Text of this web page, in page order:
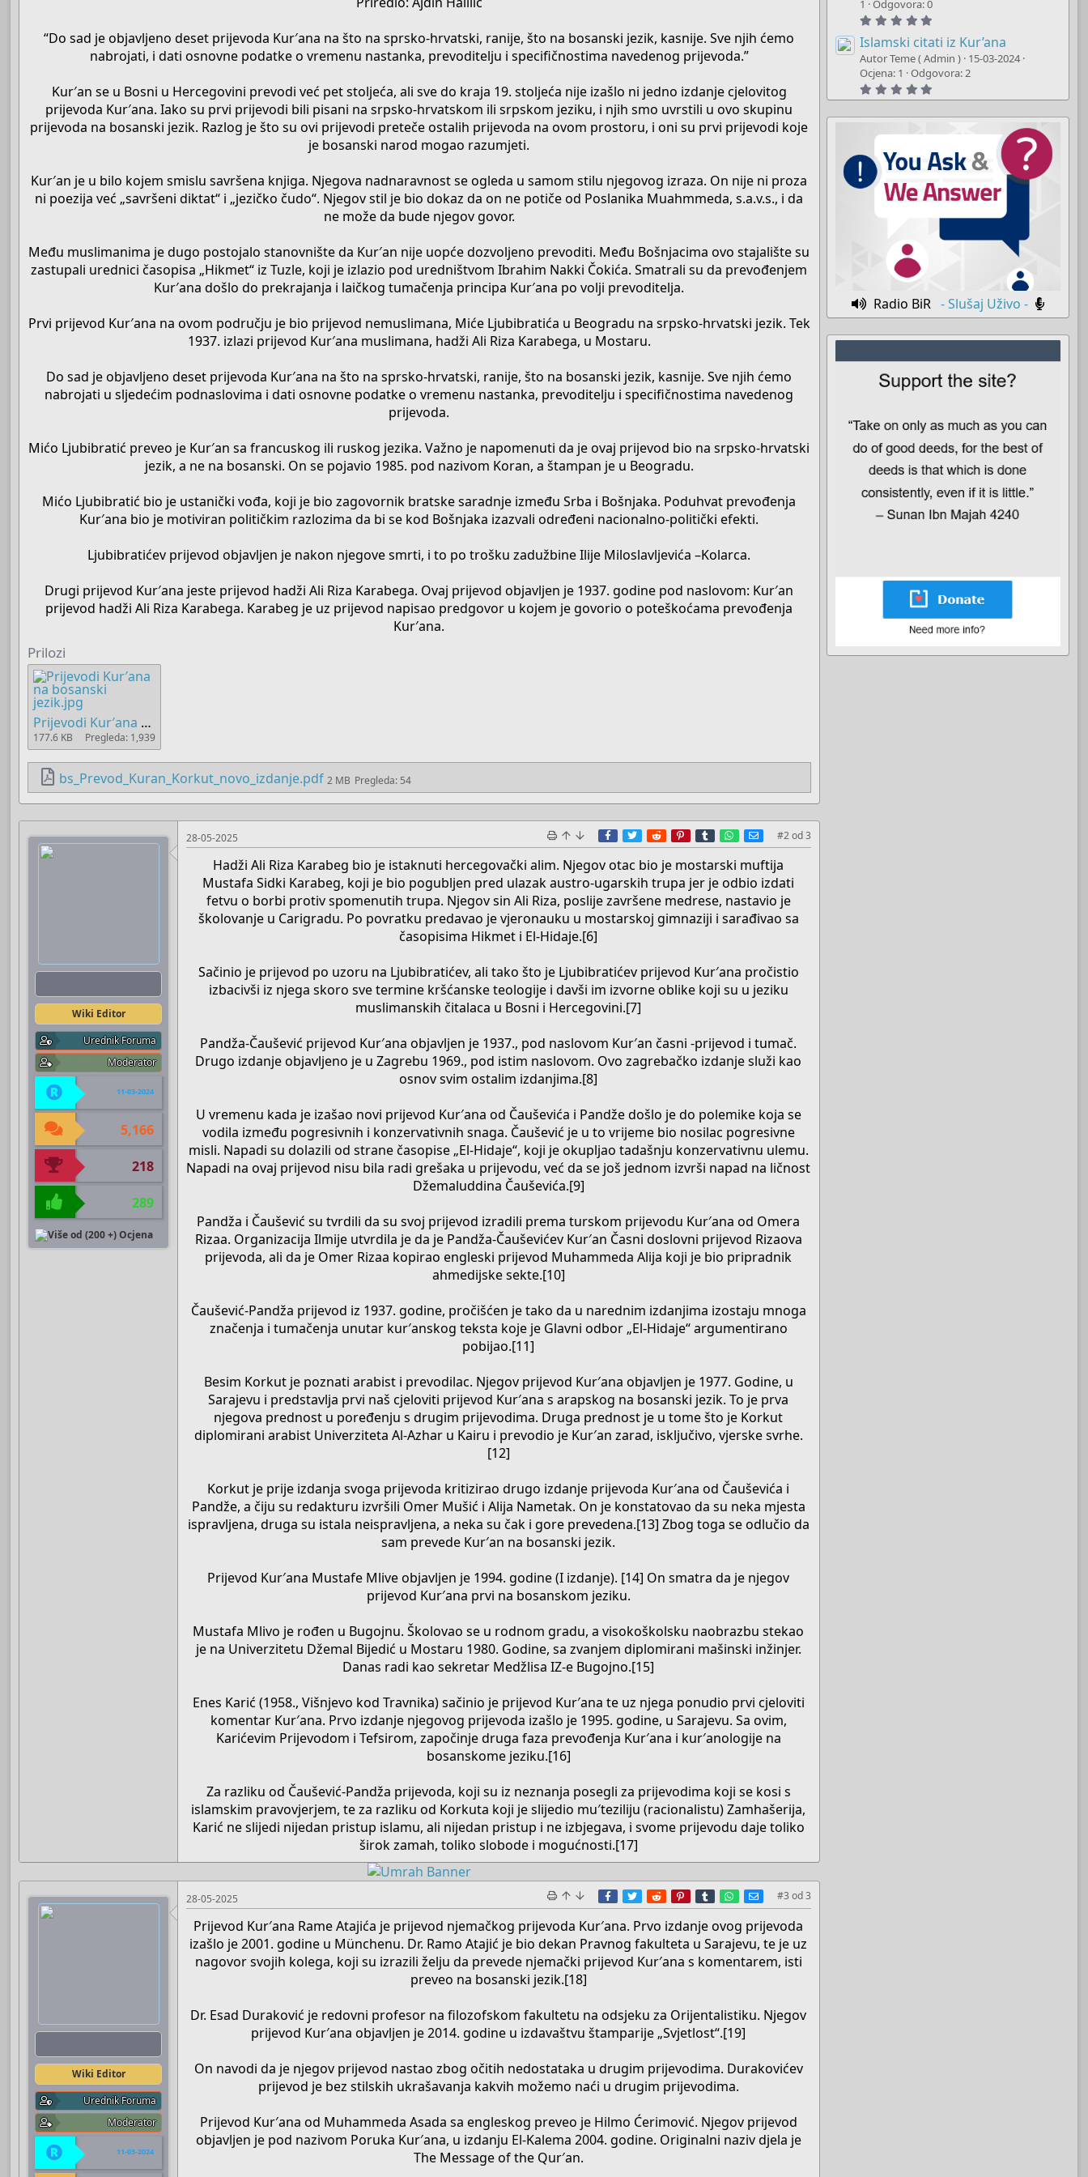
“Do sad je objavljeno deset prijevoda Kur′ana na što na sprsko-hrvatski, ranije, što na bosanski jezik, kasnije. Sve njih ćemo
nabrojati, i dati osnovne podatke o vremenu nastanka, prevoditelju i specifičnostima navedenog prijevoda.”
Kur′an se u Bosni u Hercegovini prevodi već pet stoljeća, ali sve do kraja 19. stoljeća nije izašlo ni jedno izdanje cjelovitog
prijevoda Kur′ana. Iako su prvi prijevodi bili pisani na srpsko-hrvatskom ili srpskom jeziku, i njih smo uvrstili u ovo skupinu
prijevoda na bosanski jezik. Razlog je što su ovi prijevodi preteče ostalih prijevoda na ovom prostoru, i oni su prvi prijevodi koje
je bosanski narod mogao razumjeti.
Kur′an je u bilo kojem smislu savršena knjiga. Njegova nadnaravnost se ogleda u samom stilu njegovog izraza. On nije ni proza
ni poezija već „savršeni diktat“ i „jezičko čudo“. Njegov stil je bio dokaz da on ne potiče od Poslanika Muahmmeda, s.a.v.s., i da
ne može da bude njegov govor.
Među muslimanima je dugo postojalo stanovnište da Kur′an nije uopće dozvoljeno prevoditi. Među Bošnjacima ovo stajalište su
zastupali urednici časopisa „Hikmet“ iz Tuzle, koji je izlazio pod uredništvom Ibrahim Nakki Čokića. Smatrali su da prevođenjem
Kur′ana došlo do prekrajanja i laičkog tumačenja principa Kur′ana po volji prevoditelja.
Prvi prijevod Kur′ana na ovom području je bio prijevod nemuslimana, Miće Ljubibratića u Beogradu na srpsko-hrvatski jezik. Tek
1937. izlazi prijevod Kur′ana muslimana, hadži Ali Riza Karabega, u Mostaru.
Do sad je objavljeno deset prijevoda Kur′ana na što na sprsko-hrvatski, ranije, što na bosanski jezik, kasnije. Sve njih ćemo
nabrojati u sljedećim podnaslovima i dati osnovne podatke o vremenu nastanka, prevoditelju i specifičnostima navedenog
prijevoda.
Mićo Ljubibratić preveo je Kur′an sa francuskog ili ruskog jezika. Važno je napomenuti da je ovaj prijevod bio na srpsko-hrvatski
jezik, a ne na bosanski. On se pojavio 1985. pod nazivom Koran, a štampan je u Beogradu.
Mićo Ljubibratić bio je ustanički vođa, koji je bio zagovornik bratske saradnje između Srba i Bošnjaka. Poduhvat prevođenja
Kur′ana bio je motiviran političkim razlozima da bi se kod Bošnjaka izazvali određeni nacionalno-politički efekti.
Ljubibratićev prijevod objavljen je nakon njegove smrti, i to po trošku zadužbine Ilije Miloslavljevića –Kolarca.
Drugi prijevod Kur′ana jeste prijevod hadži Ali Riza Karabega. Ovaj prijevod objavljen je 1937. godine pod naslovom: Kur′an
prijevod hadži Ali Riza Karabega. Karabeg je uz prijevod napisao predgovor u kojem je govorio o poteškoćama prevođenja
Kur′ana.​
Prilozi
Prijevodi Kur′ana na bosanski jezik.jpg
177.6 KB Pregleda: 1,939
bs_Prevod_Kuran_Korkut_novo_izdanje.pdf 2 MB Pregleda: 54
Wiki Editor
Urednik Foruma
Moderator
11-03-2024
5,166
218
289
28-05-2025 Facebook
TwitterRedditPinterest
TumblrWhatsApp
E-mail
#2od3
Hadži Ali Riza Karabeg bio je istaknuti hercegovački alim. Njegov otac bio je mostarski muftija
Mustafa Sidki Karabeg, koji je bio pogubljen pred ulazak austro-ugarskih trupa jer je odbio izdati
fetvu o borbi protiv spomenutih trupa. Njegov sin Ali Riza, poslije završene medrese, nastavio je
školovanje u Carigradu. Po povratku predavao je vjeronauku u mostarskoj gimnaziji i sarađivao sa
časopisima Hikmet i El-Hidaje.[6]
Sačinio je prijevod po uzoru na Ljubibratićev, ali tako što je Ljubibratićev prijevod Kur′ana pročistio
izbacivši iz njega skoro sve termine kršćanske teologije i davši im izvorne oblike koji su u jeziku
muslimanskih čitalaca u Bosni i Hercegovini.[7]
Pandža-Čaušević prijevod Kur′ana objavljen je 1937., pod naslovom Kur′an časni -prijevod i tumač.
Drugo izdanje objavljeno je u Zagrebu 1969., pod istim naslovom. Ovo zagrebačko izdanje služi kao
osnov svim ostalim izdanjima.[8]
U vremenu kada je izašao novi prijevod Kur′ana od Čauševića i Pandže došlo je do polemike koja se
vodila između pogresivnih i konzervativnih snaga. Čaušević je u to vrijeme bio nosilac pogresivne
misli. Napadi su dolazili od strane časopise „El-Hidaje“, koji je okupljao tadašnju konzervativnu ulemu.
Napadi na ovaj prijevod nisu bila radi grešaka u prijevodu, već da se još jednom izvrši napad na ličnost
Džemaluddina Čauševića.[9]
Pandža i Čaušević su tvrdili da su svoj prijevod izradili prema turskom prijevodu Kur′ana od Omera
Rizaa. Organizacija Ilmije utvrdila je da je Pandža-Čauševićev Kur′an Časni doslovni prijevod Rizaova
prijevoda, ali da je Omer Rizaa kopirao engleski prijevod Muhammeda Alija koji je bio pripradnik
ahmedijske sekte.[10]
Čaušević-Pandža prijevod iz 1937. godine, pročišćen je tako da u narednim izdanjima izostaju mnoga
značenja i tumačenja unutar kur′anskog teksta koje je Glavni odbor „El-Hidaje“ argumentirano
pobijao.[11]
Besim Korkut je poznati arabist i prevodilac. Njegov prijevod Kur′ana objavljen je 1977. Godine, u
Sarajevu i predstavlja prvi naš cjeloviti prijevod Kur′ana s arapskog na bosanski jezik. To je prva
njegova prednost u poređenju s drugim prijevodima. Druga prednost je u tome što je Korkut
diplomirani arabist Univerziteta Al-Azhar u Kairu i prevodio je Kur′an zarad, isključivo, vjerske svrhe.
[12]
Korkut je prije izdanja svoga prijevoda kritizirao drugo izdanje prijevoda Kur′ana od Čauševića i
Pandže, a čiju su redakturu izvršili Omer Mušić i Alija Nametak. On je konstatovao da su neka mjesta
ispravljena, druga su istala neispravljena, a neka su čak i gore prevedena.[13] Zbog toga se odlučio da
sam prevede Kur′an na bosanski jezik.
Prijevod Kur′ana Mustafe Mlive objavljen je 1994. godine (I izdanje). [14] On smatra da je njegov
prijevod Kur′ana prvi na bosanskom jeziku.
Mustafa Mlivo je rođen u Bugojnu. Školovao se u rodnom gradu, a visokoškolsku naobrazbu stekao
je na Univerzitetu Džemal Bijedić u Mostaru 1980. Godine, sa zvanjem diplomirani mašinski inžinjer.
Danas radi kao sekretar Medžlisa IZ-e Bugojno.[15]
Enes Karić (1958., Višnjevo kod Travnika) sačinio je prijevod Kur′ana te uz njega ponudio prvi cjeloviti
komentar Kur′ana. Prvo izdanje njegovog prijevoda izašlo je 1995. godine, u Sarajevu. Sa ovim,
Karićevim Prijevodom i Tefsirom, započinje druga faza prevođenja Kur′ana i kur′anologije na
bosanskome jeziku.[16]
Za razliku od Čaušević-Pandža prijevoda, koji su iz neznanja posegli za prijevodima koji se kosi s
islamskim pravovjerjem, te za razliku od Korkuta koji je slijedio mu′teziliju (racionalistu) Zamhašerija,
Karić ne slijedi nijedan pristup islamu, ali nijedan pristup i ne izbjegava, i svome prijevodu daje toliko
širok zamah, toliko slobode i mogućnosti.[17]​
Wiki Editor
Urednik Foruma
Moderator
11-03-2024
28-05-2025 Facebook
TwitterRedditPinterest
TumblrWhatsApp
E-mail
#3 od3
Prijevod Kur′ana Rame Atajića je prijevod njemačkog prijevoda Kur′ana. Prvo izdanje ovog prijevoda
izašlo je 2001. godine u Münchenu. Dr. Ramo Atajić je bio dekan Pravnog fakulteta u Sarajevu, te je uz
nagovor svojih kolega, koji su izrazili želju da prevede njemački prijevod Kur′ana s komentarem, isti
preveo na bosanski jezik.[18]
Dr. Esad Duraković je redovni profesor na filozofskom fakultetu na odsjeku za Orijentalistiku. Njegov
prijevod Kur′ana objavljen je 2014. godine u izdavaštvu štamparije „Svjetlost“.[19]
On navodi da je njegov prijevod nastao zbog očitih nedostataka u drugim prijevodima. Durakovićev
prijevod je bez stilskih ukrašavanja kakvih možemo naći u drugim prijevodima.
Prijevod Kur′ana od Muhammeda Asada sa engleskog preveo je Hilmo Ćerimović. Njegov prijevod
objavljen je pod nazivom Poruka Kur′ana, u izdanju El-Kalema 2004. godine. Originalni naziv djela je
The Message of the Qur′an.
s
)
1
Odgovora: 0
0
0
s
t
(
s
Islamski citati iz Kur’ana
Autor Teme ( Admin ) 15-03-2024
Ocjena: 1
Odgovora: 2
.
0
a
r
s
)
Radio BiR - Slušaj Uživo -